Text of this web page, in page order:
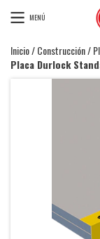
MENÚ
Inicio/Construcción/
Placa Durlock